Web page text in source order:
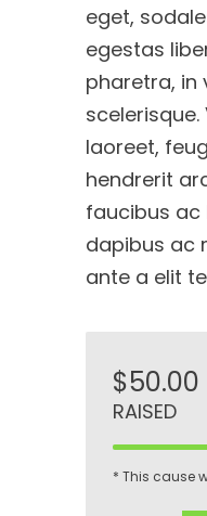
eget,
egestas
pharetra, in
laoreet,
hendrerit
faucibus ac
dapibus ac
ante a elit
$50.00
RAISED
* This cause